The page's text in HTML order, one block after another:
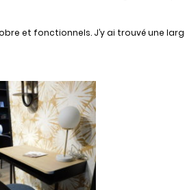
et fonctionnels. J’y ai trouvé une